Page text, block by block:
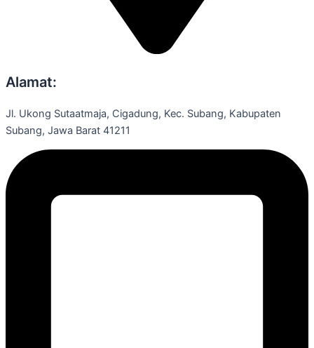
Alamat:
Jl. Ukong Sutaatmaja, Cigadung, Kec. Subang, Kabupaten
Subang, Jawa Barat 41211